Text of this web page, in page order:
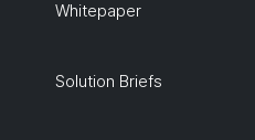
Whitepaper
Solution Briefs